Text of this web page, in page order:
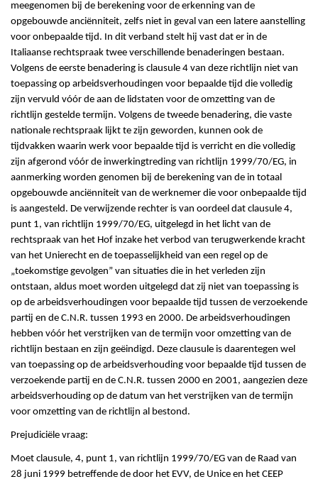
meegenomen bij de berekening voor de erkenning van de
opgebouwde anciënniteit, zelfs niet in geval van een latere aanstelling
voor onbepaalde tijd. In dit verband stelt hij vast dat er in de
Italiaanse rechtspraak twee verschillende benaderingen bestaan.
Volgens de eerste benadering is clausule 4 van deze richtlijn niet van
toepassing op arbeidsverhoudingen voor bepaalde tijd die volledig
zijn vervuld vóór de aan de lidstaten voor de omzetting van de
richtlijn gestelde termijn. Volgens de tweede benadering, die vaste
nationale rechtspraak lijkt te zijn geworden, kunnen ook de
tijdvakken waarin werk voor bepaalde tijd is verricht en die volledig
zijn afgerond vóór de inwerkingtreding van richtlijn 1999/70/EG, in
aanmerking worden genomen bij de berekening van de in totaal
opgebouwde anciënniteit van de werknemer die voor onbepaalde tijd
is aangesteld. De verwijzende rechter is van oordeel dat clausule 4,
punt 1, van richtlijn 1999/70/EG, uitgelegd in het licht van de
rechtspraak van het Hof inzake het verbod van terugwerkende kracht
van het Unierecht en de toepasselijkheid van een regel op de
„toekomstige gevolgen” van situaties die in het verleden zijn
ontstaan, aldus moet worden uitgelegd dat zij niet van toepassing is
op de arbeidsverhoudingen voor bepaalde tijd tussen de verzoekende
partij en de C.N.R. tussen 1993 en 2000. De arbeidsverhoudingen
hebben vóór het verstrijken van de termijn voor omzetting van de
richtlijn bestaan en zijn geëindigd. Deze clausule is daarentegen wel
van toepassing op de arbeidsverhouding voor bepaalde tijd tussen de
verzoekende partij en de C.N.R. tussen 2000 en 2001, aangezien deze
arbeidsverhouding op de datum van het verstrijken van de termijn
voor omzetting van de richtlijn al bestond.
Prejudiciële vraag:
Moet clausule, 4, punt 1, van richtlijn 1999/70/EG van de Raad van
28 juni 1999 betreffende de door het EVV, de Unice en het CEEP